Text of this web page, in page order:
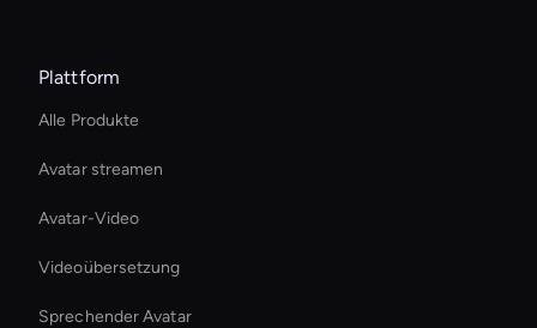
Plattform
Alle Produkte
Avatar streamen
Avatar-Video
Videoübersetzung
Sprechender Avatar